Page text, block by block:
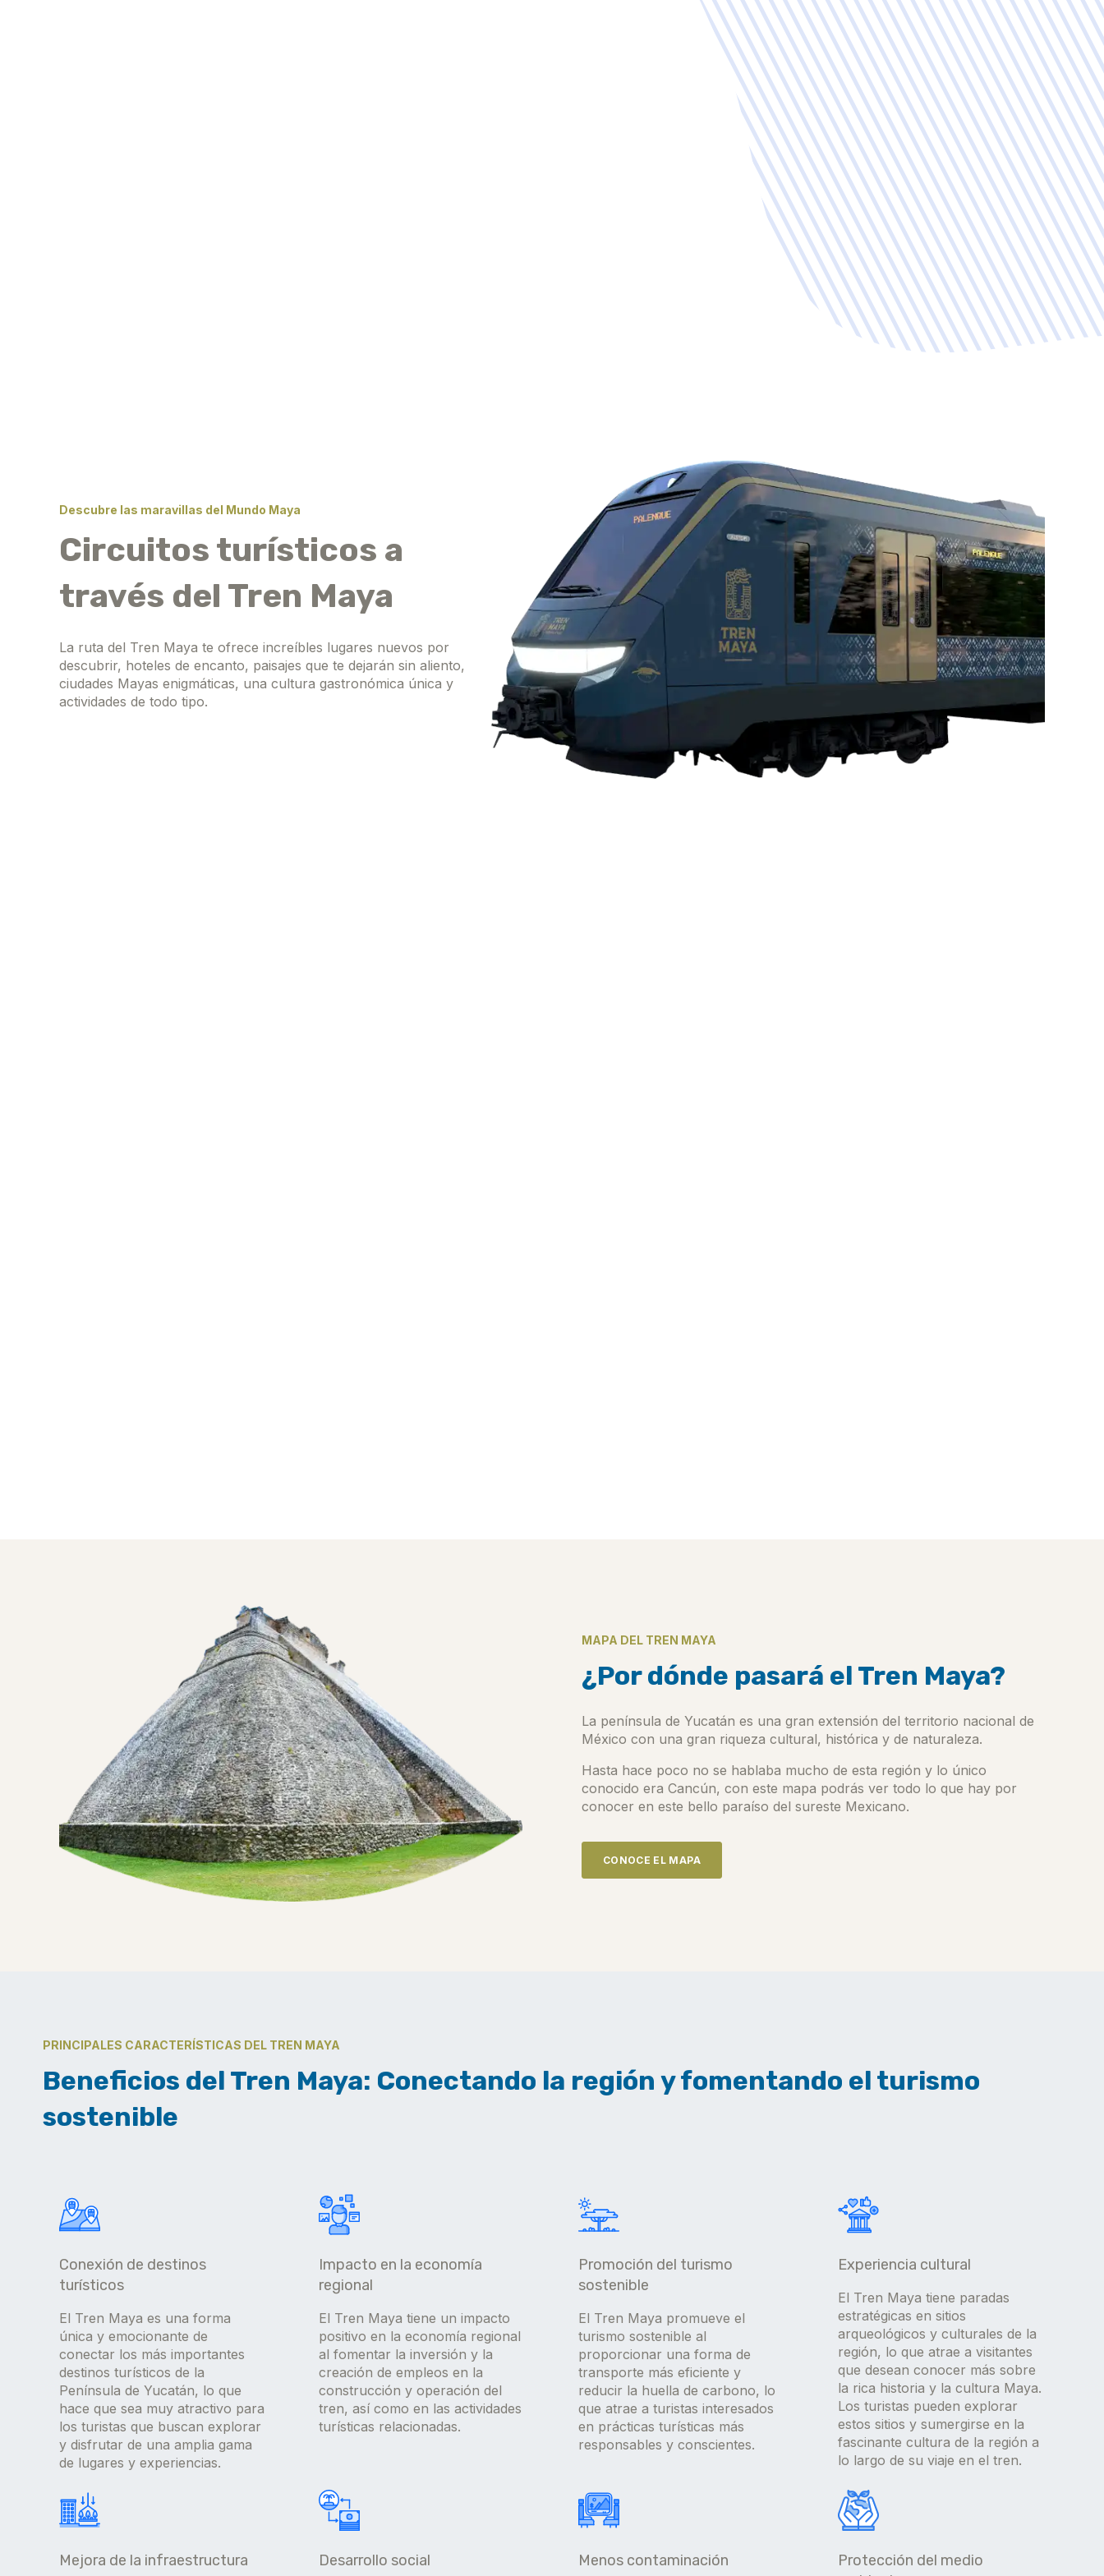
Descubre las maravillas del Mundo Maya
Circuitos turísticos a
través del Tren Maya
La ruta del Tren Maya te ofrece increíbles lugares nuevos por
descubrir, hoteles de encanto, paisajes que te dejarán sin aliento,
ciudades Mayas enigmáticas, una cultura gastronómica única y
actividades de todo tipo.
MAPA DEL TREN MAYA
¿Por dónde pasará el Tren Maya?
La península de Yucatán es una gran extensión del territorio nacional de
México con una gran riqueza cultural, histórica y de naturaleza.
Hasta hace poco no se hablaba mucho de esta región y lo único
conocido era Cancún, con este mapa podrás ver todo lo que hay por
conocer en este bello paraíso del sureste Mexicano.
CONOCE EL MAPA
PRINCIPALES CARACTERÍSTICAS DEL TREN MAYA
Beneficios del Tren Maya: Conectando la región y fomentando el turismo
sostenible
Conexión de destinos
turísticos
El Tren Maya es una forma
única y emocionante de
conectar los más importantes
destinos turísticos de la
Península de Yucatán, lo que
hace que sea muy atractivo para
los turistas que buscan explorar
y disfrutar de una amplia gama
de lugares y experiencias.
Impacto en la economía
regional
El Tren Maya tiene un impacto
positivo en la economía regional
al fomentar la inversión y la
creación de empleos en la
construcción y operación del
tren, así como en las actividades
turísticas relacionadas.
Promoción del turismo
sostenible
El Tren Maya promueve el
turismo sostenible al
proporcionar una forma de
transporte más eficiente y
reducir la huella de carbono, lo
que atrae a turistas interesados
en prácticas turísticas más
responsables y conscientes.
Experiencia cultural
El Tren Maya tiene paradas
estratégicas en sitios
arqueológicos y culturales de la
región, lo que atrae a visitantes
que desean conocer más sobre
la rica historia y la cultura Maya.
Los turistas pueden explorar
estos sitios y sumergirse en la
fascinante cultura de la región a
lo largo de su viaje en el tren.
Mejora de la infraestructura Desarrollo social Menos contaminación
Protección del medio